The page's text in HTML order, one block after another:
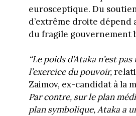
eurosceptique. Du
d’extrême droite dépend
du fragile gouvernement
“Le poids d’Ataka n’est
l’exercice du pouvoir,
Zaimov, ex-candidat à la
Par contre, sur le plan
plan symbolique, Ataka a